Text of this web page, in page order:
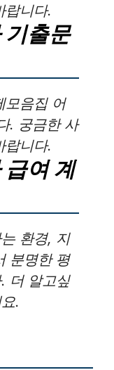
랍니다.
기출문
모음집 어
. 궁금한 사
랍니다.
급여 계
환경, 지
분명한 평
더 알고싶
.